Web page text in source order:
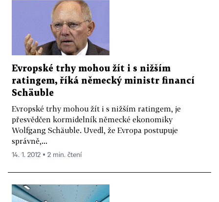
Evropské trhy mohou žít i s nižším
ratingem, říká německý ministr financí
Schäuble
Evropské trhy mohou žít i s nižším ratingem, je
přesvědčen kormidelník německé ekonomiky
Wolfgang Schäuble. Uvedl, že Evropa postupuje
správně,...
14. 1. 2012 ▪ 2 min. čtení